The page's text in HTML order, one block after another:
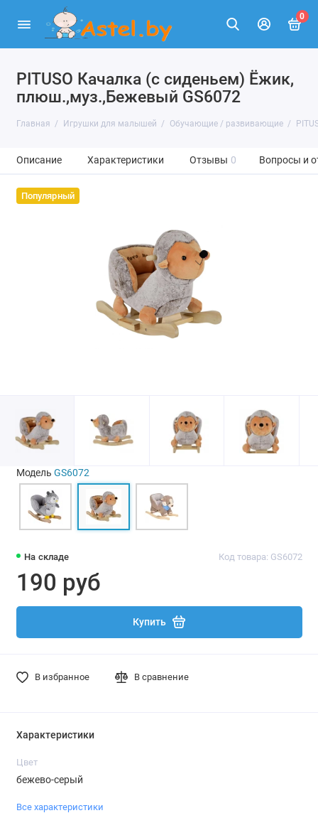
0
PITUSO Качалка (с сиденьем) Ёжик,
плюш.,муз.,Бежевый GS6072
Главная Игрушки для малышей Обучающие / развивающие
Описание Характеристики Отзывы 0 Вопросы и
Популярный
На складе Код товара: GS6072
190 руб
Купить
В избранное В сравнение
Модель GS6072
Характеристики
Цвет
бежево-серый
Все характеристики